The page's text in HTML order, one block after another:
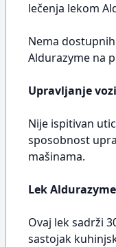
lečenja lekom
Nema
Aldurazyme na
Upravljanje
Nije ispitivan
sposobnost
mašinama.
Lek
Ovaj lek sadrži
sastojak